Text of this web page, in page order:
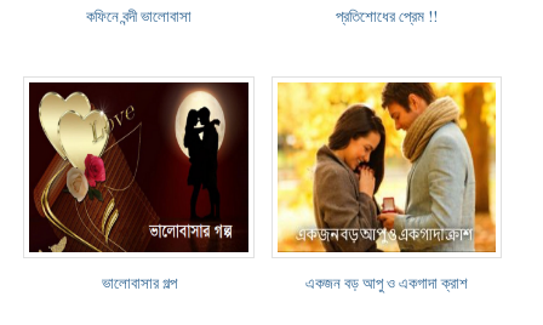
কফিনে বন্দী ভালোবাসা প্রতিশোধের প্রেম !!
ভালোবাসার গল্প একজন বড় আপু ও একগাদা ক্রাশ